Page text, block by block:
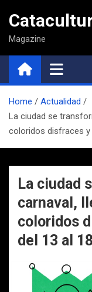
contenido
Magazine
Home
Actualidad
La ciudad se
coloridos disfraces y
La ciudad
carnaval,
coloridos
del 13 al